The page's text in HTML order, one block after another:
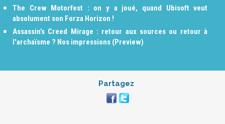
The Crew Motorfest : on y a joué, quand Ubisoft veut
absolument son Forza Horizon !
Assassin’s Creed Mirage : retour aux sources ou retour à
l'archaïsme ? Nos impressions (Preview)
Partagez